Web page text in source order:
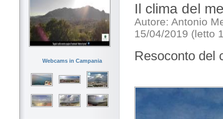
Webcams in Campania
Il clima del
Autore: Antonio
15/04/2019 (letto
Resoconto del